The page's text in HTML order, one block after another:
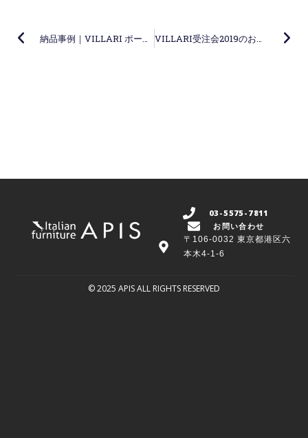
納品事例｜VILLARI ポーセリンの馬車 VILLARI受注会2019のお知らせ（予告）
03-5575-7811
お問い合わせ
〒106-0032 東京都港区六
本木4-1-6
© 2025 APIS ALL RIGHTS RESERVED